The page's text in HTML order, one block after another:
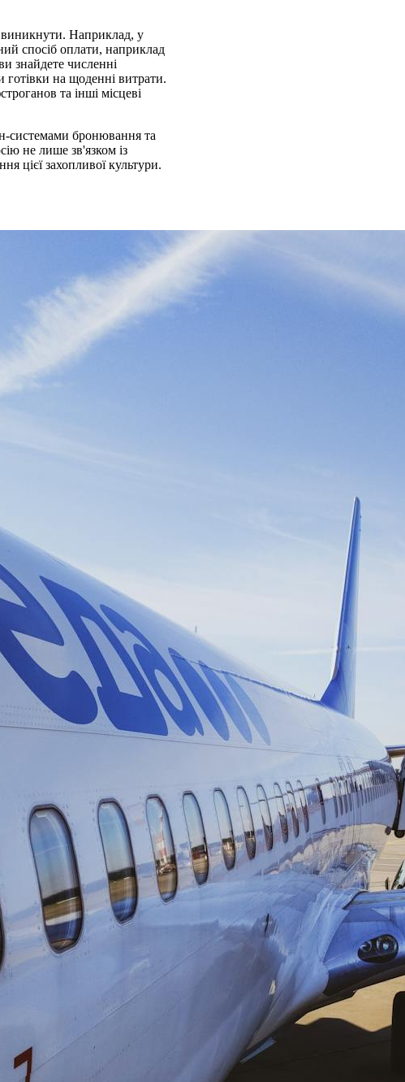
виникнути. Наприклад, у
спосіб оплати, наприклад
знайдете численні
на щоденні витрати.
та інші місцеві
системами бронювання та
не лише зв'язком із
цієї захопливої культури.